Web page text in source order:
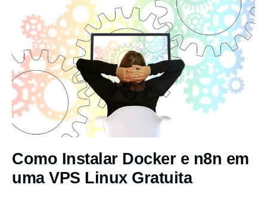
Como Instalar Docker e n8n em
uma VPS Linux Gratuita